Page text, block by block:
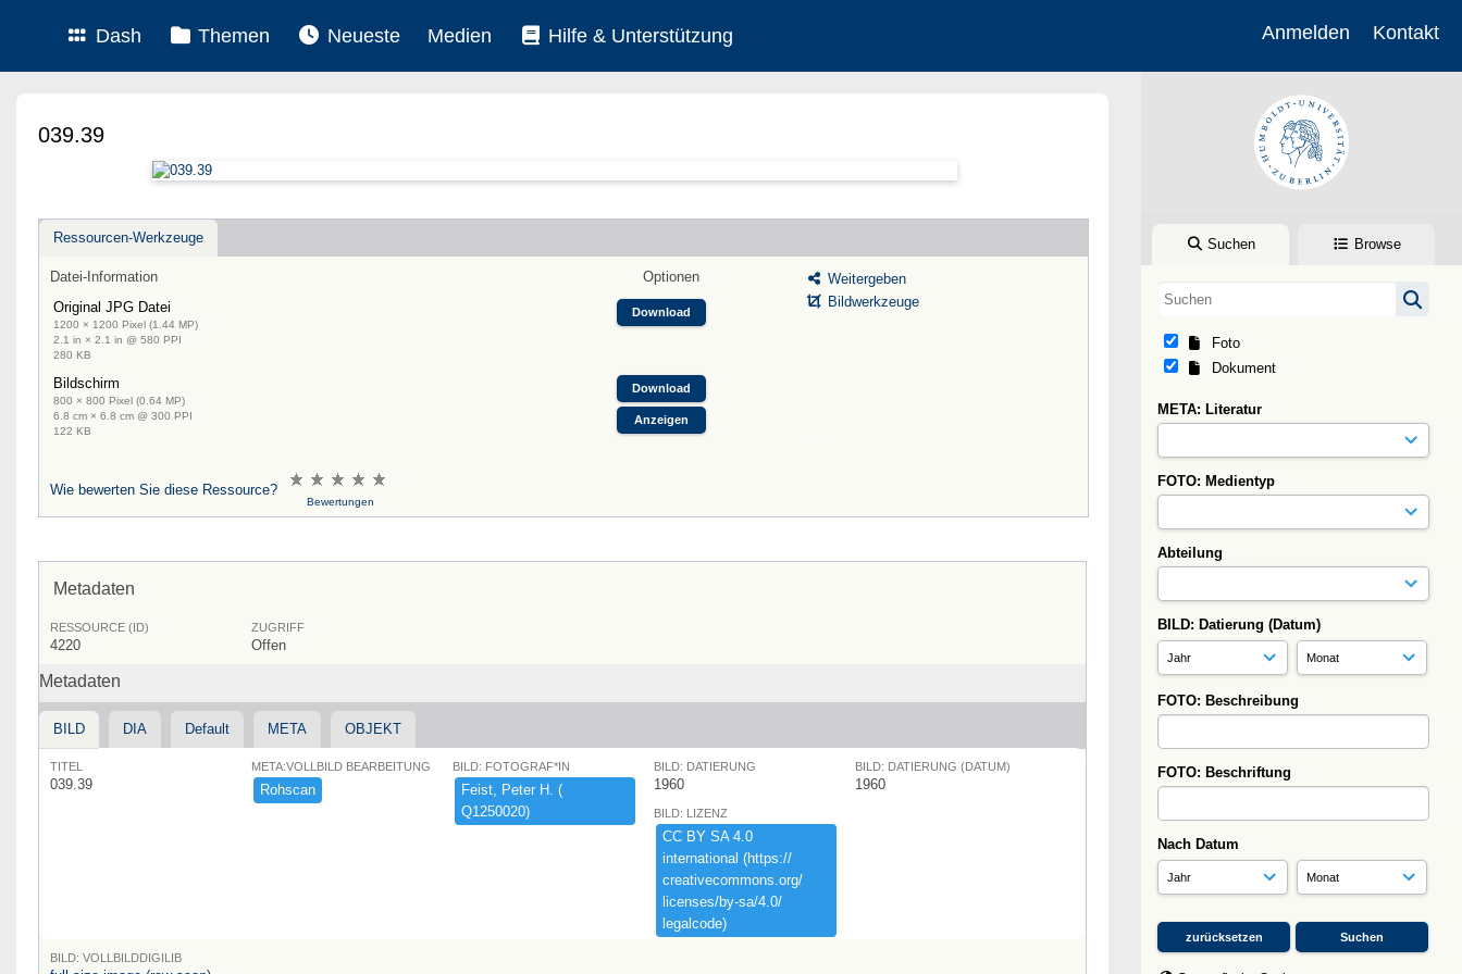
Dash Themen Neueste Medien Hilfe & Unterstützung Anmelden Kontakt
Suchen Browse
Foto
Dokument
META: Literatur
FOTO: Medientyp
Abteilung
BILD: Datierung (Datum)
FOTO: Beschreibung
FOTO: Beschriftung
Nach Datum
039.39
Ressourcen-Werkzeuge
Datei-Information
Optionen
Original JPG Datei
1200 × 1200 Pixel (1.44 MP)
2.1 in × 2.1 in @ 580 PPI
280 KB
Download
Bildschirm
800 × 800 Pixel (0.64 MP)
6.8 cm × 6.8 cm @ 300 PPI
122 KB
Download
Anzeigen
Weitergeben
Bildwerkzeuge
Wie bewerten Sie diese Ressource?
Bewertungen
Metadaten
RESSOURCE (ID)
4220
ZUGRIFF
Offen
Metadaten
BILD DIA Default META OBJEKT
TITEL
039.39
META:VOLLBILD BEARBEITUNG
Rohscan
BILD: FOTOGRAF*IN
Feist,​ ​Peter ​H.​ ​(​
Q1250020)​
BILD: DATIERUNG
1960
BILD: DATIERUNG (DATUM)
1960
BILD: LIZENZ
CC ​BY ​SA ​4.​0 ​
international ​(​https:​/​/​
creativecommons.​org/​
licenses/​by-​sa/​4.​0/​
legalcode)​
BILD: VOLLBILDDIGILIB